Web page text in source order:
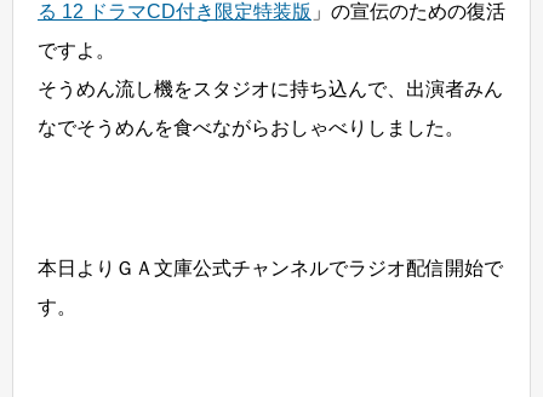
る 12 ドラマCD付き限定特装版 」の宣伝のための復活
ですよ。
そうめん流し機をスタジオに持ち込んで、出演者みん
なでそうめんを食べながらおしゃべりしました。
本日よりＧＡ文庫公式チャンネルでラジオ配信開始で
す。